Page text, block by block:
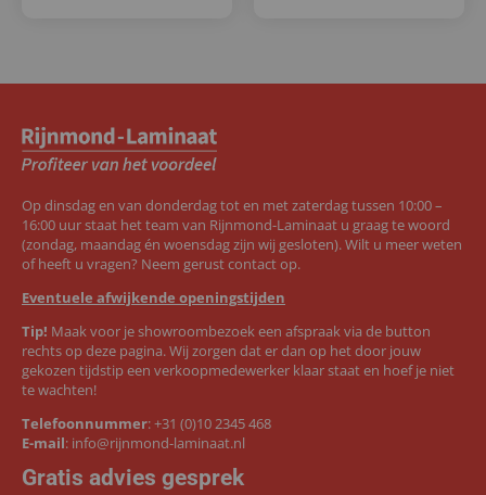
Op dinsdag en van donderdag tot en met zaterdag tussen 10:00 –
16:00 uur staat het team van Rijnmond-Laminaat u graag te woord
(zondag, maandag én woensdag zijn wij gesloten). Wilt u meer weten
of heeft u vragen? Neem gerust contact op.
Eventuele afwijkende openingstijden
Tip! Maak voor je showroombezoek een afspraak via de button
rechts op deze pagina. Wij zorgen dat er dan op het door jouw
gekozen tijdstip een verkoopmedewerker klaar staat en hoef je niet
te wachten!
Telefoonnummer:+31 (0)10 2345 468
E-mail: info@rijnmond-laminaat.nl
Gratis advies gesprek